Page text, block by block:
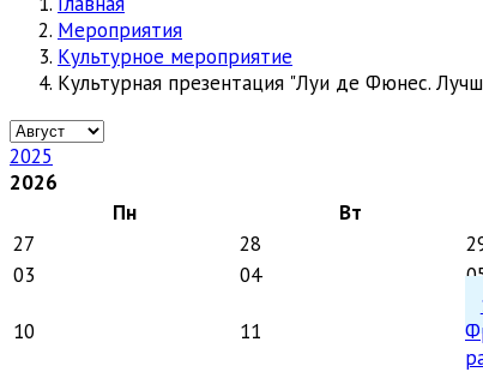
Мероприятия
Культурное мероприятие
Культурная презентация "Луи де Фюнес.
2025
2026
Пн
Вт
27
28
03
04
10 11